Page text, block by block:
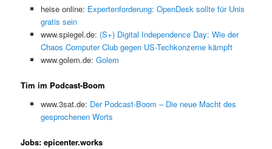
heise online: Expertenforderung: OpenDesk sollte für Unis
gratis sein
www.spiegel.de: (S+) Digital Independence Day: Wie der
Chaos Computer Club gegen US-Techkonzerne kämpft
www.golem.de: Golem
Tim im Podcast-Boom
www.3sat.de: Der Podcast-Boom – Die neue Macht des
gesprochenen Worts
Jobs: epicenter.works